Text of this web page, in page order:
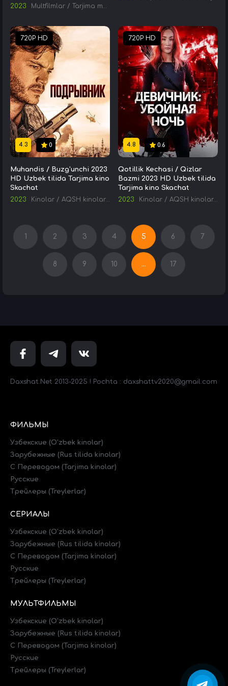
2023
Multfilmlar / Tarjima multfilmlar
720P HD
4.3 0
Muhandis / Buzg'unchi 2023
HD Uzbek tilida Tarjima kino
Skachat
2023
Kinolar / AQSH kinolari / Tarjima kinolar
720P HD
4.8 0.6
Qotillik Kechasi / Qizlar
Bazmi 2023 HD Uzbek tilida
Tarjima kino Skachat
2023
Kinolar / AQSH kinolari /
1 2 3 4 5 6 7
8 9 10 ... 17
Daxshat.Net 2013-2025 ! Pochta : daxshattv2020@gmail.com
ФИЛЬМЫ
Узбекские (O'zbek kinolar)
Зарубежные (Rus tilida kinolar)
C Переводом (Tarjima kinolar)
Русские
Трейлеры (Treylerlar)
СЕРИАЛЫ
Узбекские (O'zbek kinolar)
Зарубежные (Rus tilida kinolar)
C Переводом (Tarjima kinolar)
Русские
Трейлеры (Treylerlar)
МУЛЬТФИЛЬМЫ
Узбекские (O'zbek kinolar)
Зарубежные (Rus tilida kinolar)
C Переводом (Tarjima kinolar)
Русские
Трейлеры (Treylerlar)